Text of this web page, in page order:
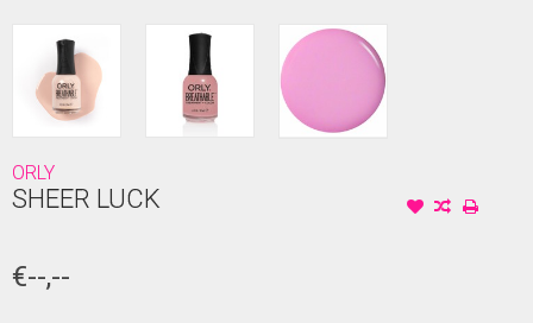
ORLY
SHEER LUCK
€--,--